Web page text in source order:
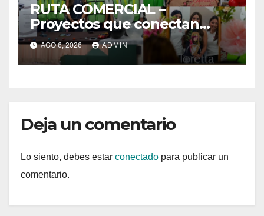
RUTA COMERCIAL –
Proyectos que conectan
estrategia e innovación
AGO 6, 2026 ADMIN
Deja un comentario
Lo siento, debes estar conectado para publicar un
comentario.